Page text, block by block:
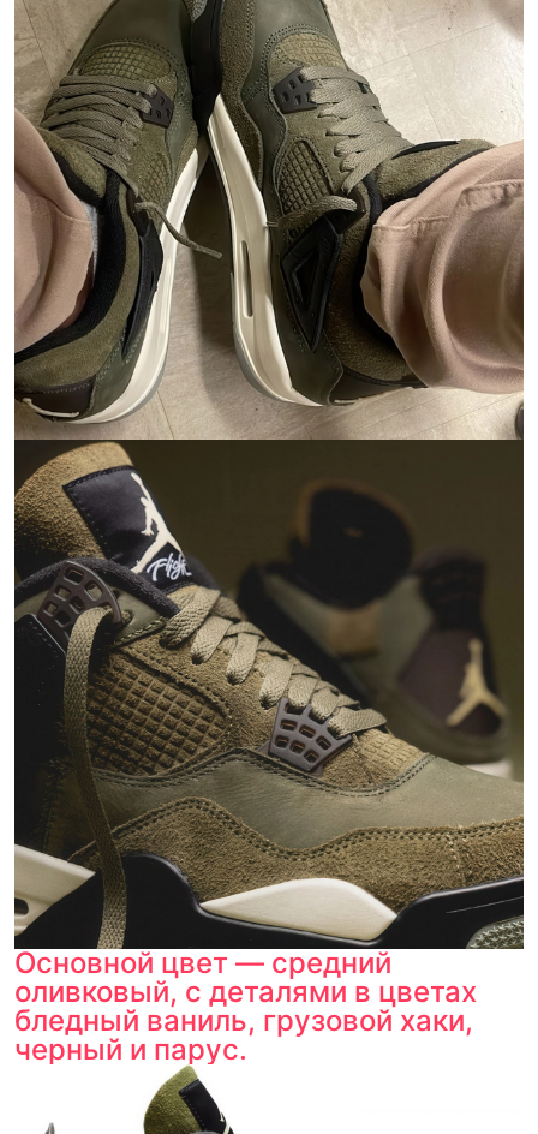
Основной цвет — средний
оливковый, с деталями в цветах
бледный ваниль, грузовой хаки,
черный и парус.